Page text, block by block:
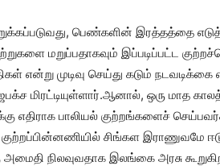
பெண்களின் இரத்தத்தை
மறுப்பதாகவும் இப்படிப்பட்ட
முடிவு செய்து கடும் நடவடிக்கை
மிரட்டியுள்ளார்.ஆனால், ஒரு மாத
எதிராக பாலியல் குற்றங்களைச்
சிங்கள இராணுவமே
அமைதி நிலவுவதாக இலங்கை அரசு